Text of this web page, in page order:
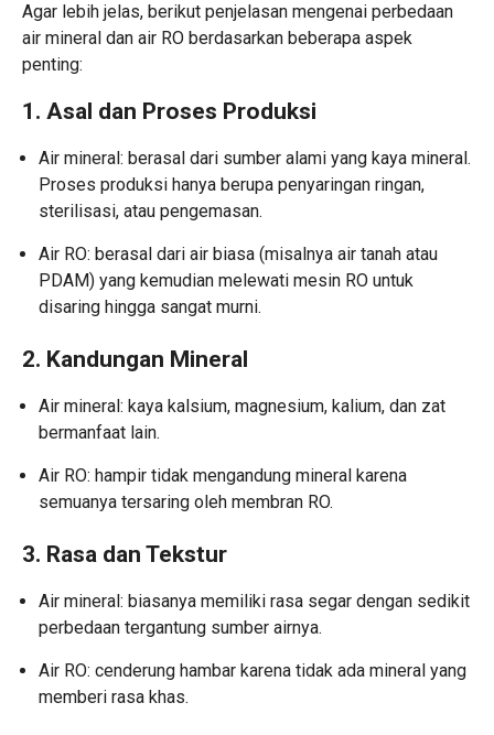
Agar lebih jelas, berikut penjelasan mengenai perbedaan
air mineral dan air RO berdasarkan beberapa aspek
penting:
1. Asal dan Proses Produksi
Air mineral: berasal dari sumber alami yang kaya mineral.
Proses produksi hanya berupa penyaringan ringan,
sterilisasi, atau pengemasan.
Air RO: berasal dari air biasa (misalnya air tanah atau
PDAM) yang kemudian melewati mesin RO untuk
disaring hingga sangat murni.
2. Kandungan Mineral
Air mineral: kaya kalsium, magnesium, kalium, dan zat
bermanfaat lain.
Air RO: hampir tidak mengandung mineral karena
semuanya tersaring oleh membran RO.
3. Rasa dan Tekstur
Air mineral: biasanya memiliki rasa segar dengan sedikit
perbedaan tergantung sumber airnya.
Air RO: cenderung hambar karena tidak ada mineral yang
memberi rasa khas.